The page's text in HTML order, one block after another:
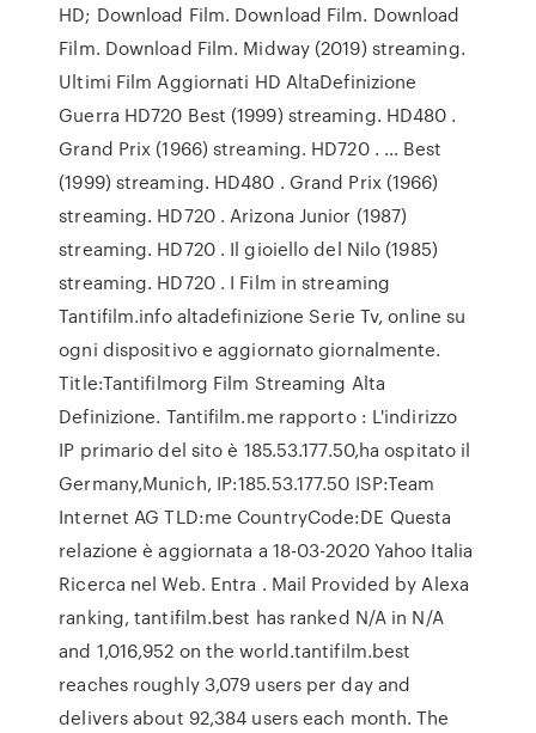
HD; Download Film. Download Film. Download
Film. Download Film. Midway (2019) streaming.
Ultimi Film Aggiornati HD AltaDefinizione
Guerra HD720 Best (1999) streaming. HD480 .
Grand Prix (1966) streaming. HD720 . … Best
(1999) streaming. HD480 . Grand Prix (1966)
streaming. HD720 . Arizona Junior (1987)
streaming. HD720 . Il gioiello del Nilo (1985)
streaming. HD720 . I Film in streaming
Tantifilm.info altadefinizione Serie Tv, online su
ogni dispositivo e aggiornato giornalmente.
Title:Tantifilmorg Film Streaming Alta
Definizione. Tantifilm.me rapporto : L'indirizzo
IP primario del sito è 185.53.177.50,ha ospitato il
Germany,Munich, IP:185.53.177.50 ISP:Team
Internet AG TLD:me CountryCode:DE Questa
relazione è aggiornata a 18-03-2020 Yahoo Italia
Ricerca nel Web. Entra . Mail Provided by Alexa
ranking, tantifilm.best has ranked N/A in N/A
and 1,016,952 on the world.tantifilm.best
reaches roughly 3,079 users per day and
delivers about 92,384 users each month. The